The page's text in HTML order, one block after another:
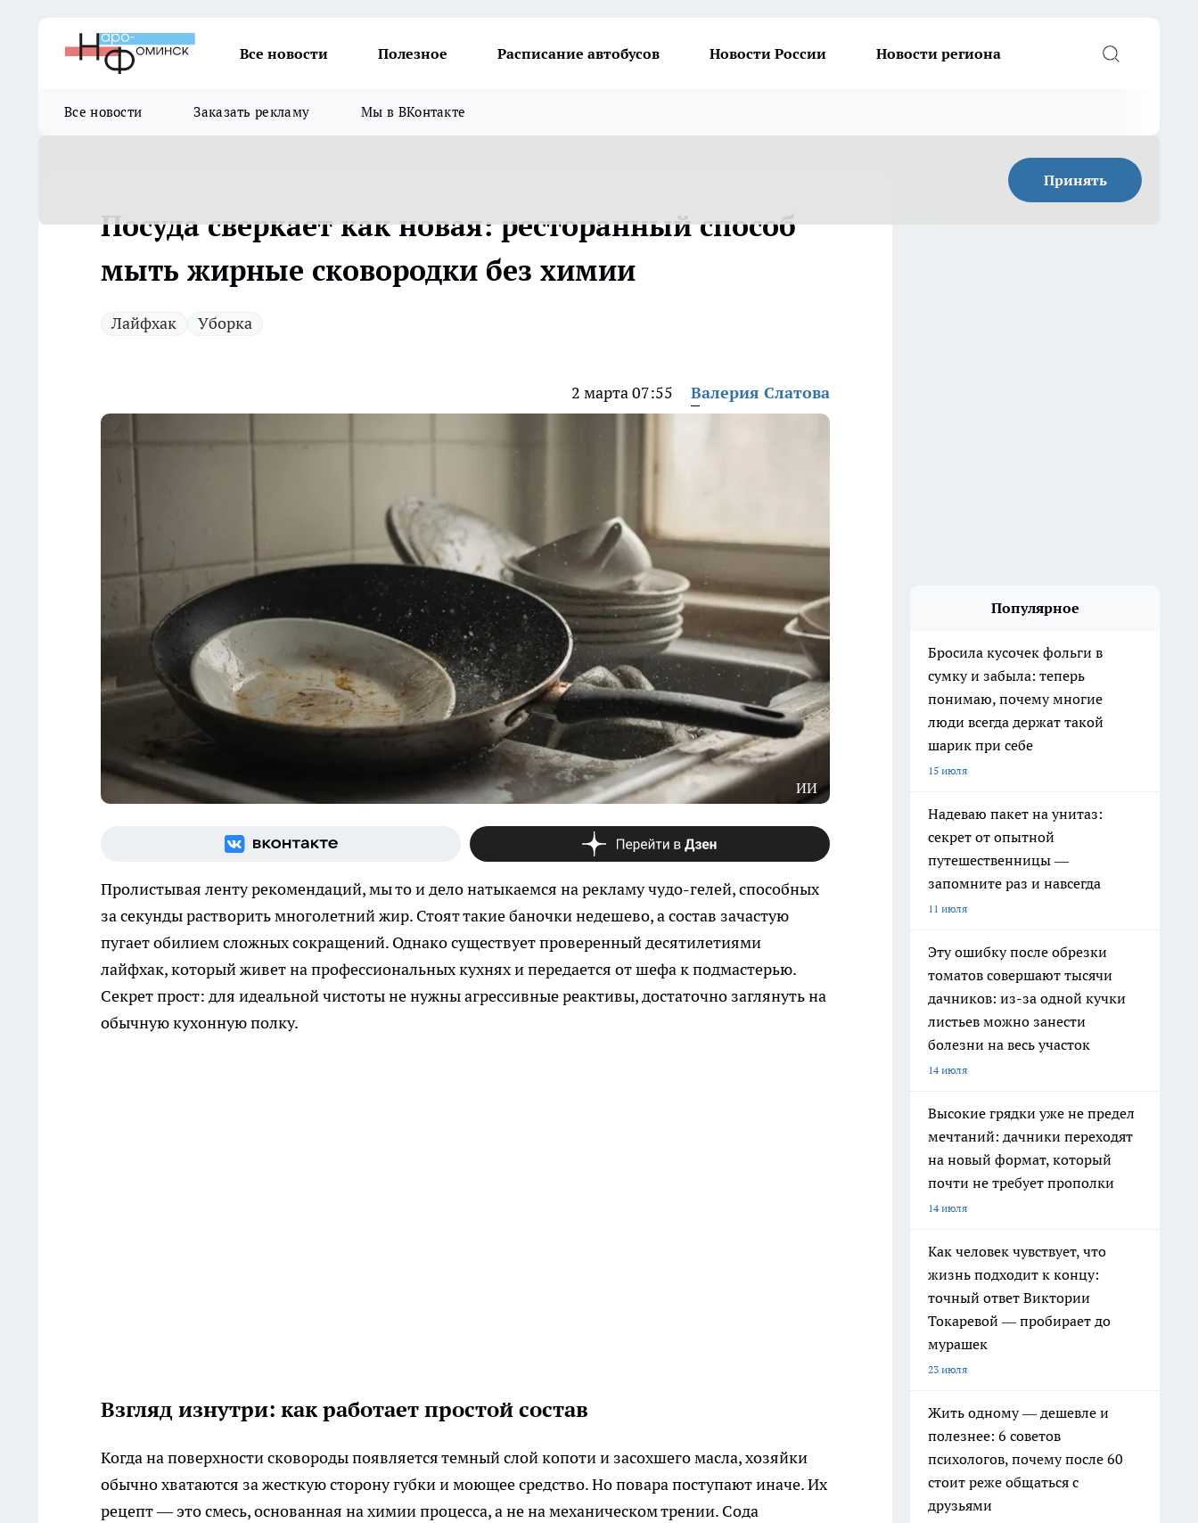
Все новости Полезное Расписание автобусов Новости России Новости региона
Все новости Заказать рекламу Мы в ВКонтакте
Принять
Посуда сверкает как новая: ресторанный способ
мыть жирные сковородки без химии
Лайфхак Уборка
2 марта 07:55 Валерия Слатова
ИИ
Пролистывая ленту рекомендаций, мы то и дело натыкаемся на рекламу чудо-гелей, способных
за секунды растворить многолетний жир. Стоят такие баночки недешево, а состав зачастую
пугает обилием сложных сокращений. Однако существует проверенный десятилетиями
лайфхак, который живет на профессиональных кухнях и передается от шефа к подмастерью.
Секрет прост: для идеальной чистоты не нужны агрессивные реактивы, достаточно заглянуть на
обычную кухонную полку.
Взгляд изнутри: как работает простой состав
Когда на поверхности сковороды появляется темный слой копоти и засохшего масла, хозяйки
обычно хватаются за жесткую сторону губки и моющее средство. Но повара поступают иначе. Их
рецепт — это смесь, основанная на химии процесса, а не на механическом трении. Сода
Популярное
Бросила кусочек фольги в
сумку и забыла: теперь
понимаю, почему многие
люди всегда держат такой
шарик при себе
15 июля
Надеваю пакет на унитаз:
секрет от опытной
путешественницы —
запомните раз и навсегда
11 июля
Эту ошибку после обрезки
томатов совершают тысячи
дачников: из-за одной кучки
листьев можно занести
болезни на весь участок
14 июля
Высокие грядки уже не предел
мечтаний: дачники переходят
на новый формат, который
почти не требует прополки
14 июля
Как человек чувствует, что
жизнь подходит к концу:
точный ответ Виктории
Токаревой — пробирает до
мурашек
23 июля
Жить одному — дешевле и
полезнее: 6 советов
психологов, почему после 60
стоит реже общаться с
друзьями